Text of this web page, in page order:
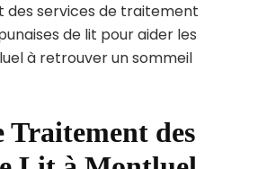
services de traitement
de lit pour aider les
à retrouver un sommeil
Traitement des